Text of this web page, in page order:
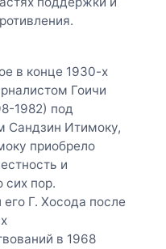
в конце 1930-х
Гоичи
1982) под
Сандзин Итимоку,
приобрело
и
сих пор.
Г. Хосода после
в 1968